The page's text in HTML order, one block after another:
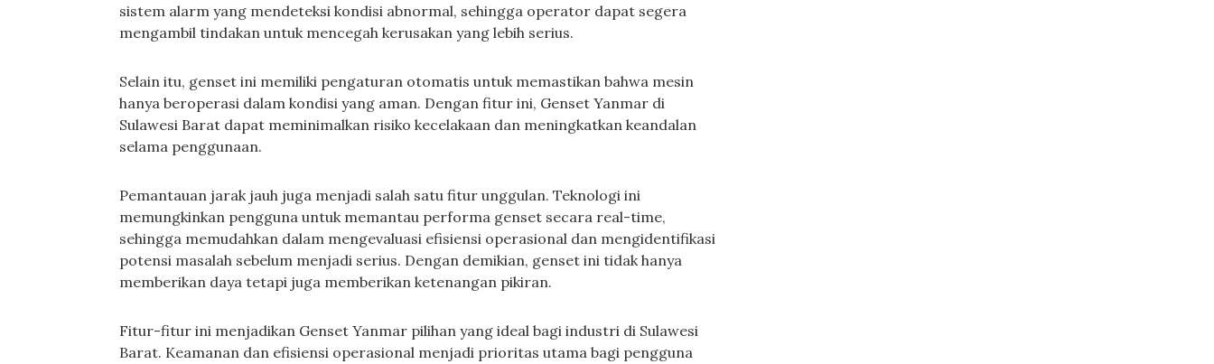
sistem alarm yang mendeteksi kondisi abnormal, sehingga operator dapat segera
mengambil tindakan untuk mencegah kerusakan yang lebih serius.
Selain itu, genset ini memiliki pengaturan otomatis untuk memastikan bahwa mesin
hanya beroperasi dalam kondisi yang aman. Dengan fitur ini, Genset Yanmar di
Sulawesi Barat dapat meminimalkan risiko kecelakaan dan meningkatkan keandalan
selama penggunaan.
Pemantauan jarak jauh juga menjadi salah satu fitur unggulan. Teknologi ini
memungkinkan pengguna untuk memantau performa genset secara real-time,
sehingga memudahkan dalam mengevaluasi efisiensi operasional dan mengidentifikasi
potensi masalah sebelum menjadi serius. Dengan demikian, genset ini tidak hanya
memberikan daya tetapi juga memberikan ketenangan pikiran.
Fitur-fitur ini menjadikan Genset Yanmar pilihan yang ideal bagi industri di Sulawesi
Barat. Keamanan dan efisiensi operasional menjadi prioritas utama bagi pengguna